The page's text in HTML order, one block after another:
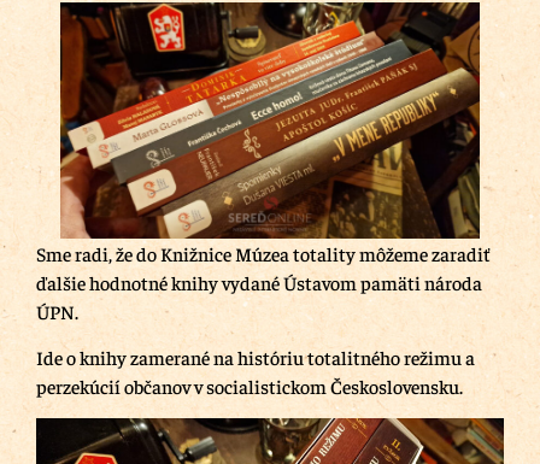
Sme radi, že do Knižnice Múzea totality môžeme zaradiť
ďalšie hodnotné knihy vydané Ústavom pamäti národa
ÚPN.
Ide o knihy zamerané na históriu totalitného režimu a
perzekúcií občanov v socialistickom Československu.